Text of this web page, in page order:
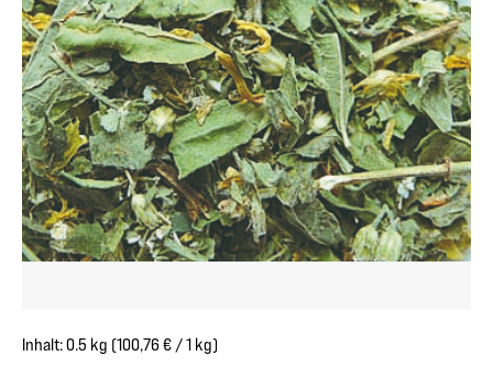
Inhalt:0.5 kg (100,76 € / 1 kg)